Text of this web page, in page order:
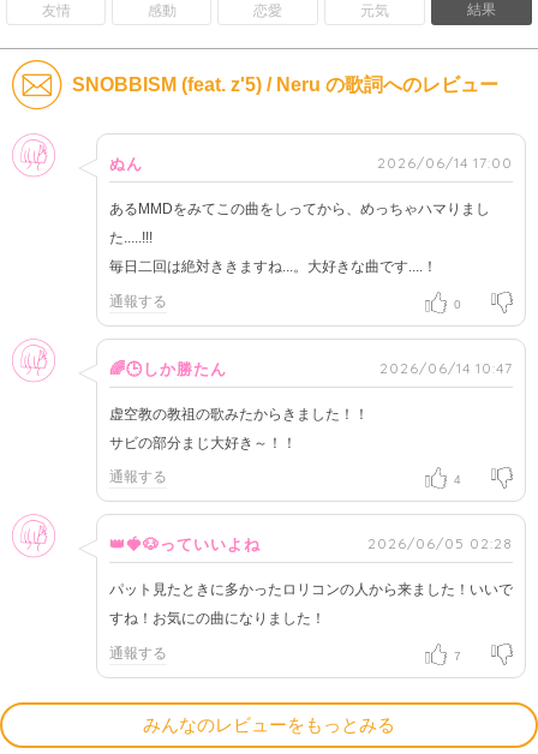
友情 感動 恋愛 元気 結果
SNOBBISM (feat. z'5) / Neru の歌詞へのレビュー
女性
ぬん 2026/06/14 17:00
あるMMDをみてこの曲をしってから、めっちゃハマりまし
た.....!!!
毎日二回は絶対ききますね...。大好きな曲です....！
通報する 0
女性
🌈🕒しか勝たん 2026/06/14 10:47
虚空教の教祖の歌みたからきました！！
サビの部分まじ大好き～！！
通報する 4
女性
👑🍓🐶っていいよね 2026/06/05 02:28
パット見たときに多かったロリコンの人から来ました！いいで
すね！お気にの曲になりました！
通報する 7
みんなのレビューをもっとみる